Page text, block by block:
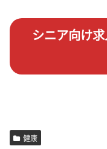
シニア向け
健康